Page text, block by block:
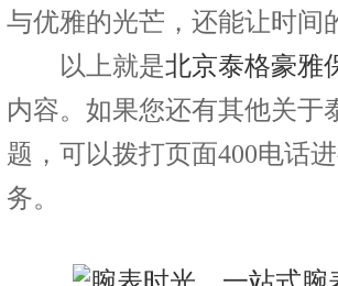
与优雅的光芒，还能让时间
以上就是北京泰格豪雅
内容。如果您还有其他关于
题，可以拨打页面400电话
务。